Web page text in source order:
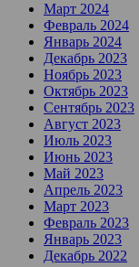
Март 2024
Февраль 2024
Январь 2024
Декабрь 2023
Ноябрь 2023
Октябрь 2023
Сентябрь 2023
Август 2023
Июль 2023
Июнь 2023
Май 2023
Апрель 2023
Март 2023
Февраль 2023
Январь 2023
Декабрь 2022